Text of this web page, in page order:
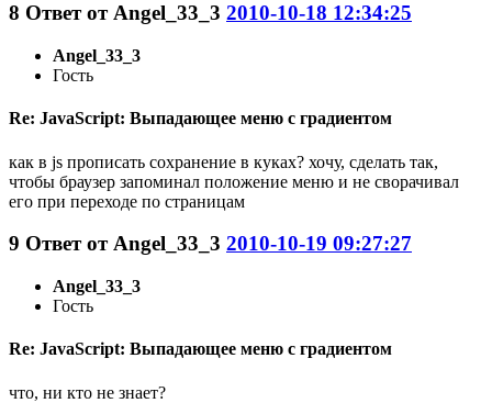
8 Ответ отAngel_33_3 2010-10-18 12:34:25
Angel_33_3
Гость
Re: JavaScript: Выпадающее меню с градиентом
как в js прописать сохранение в куках? хочу, сделать так,
чтобы браузер запоминал положение меню и не сворачивал
его при переходе по страницам
9 Ответ отAngel_33_3 2010-10-19 09:27:27
Angel_33_3
Гость
Re: JavaScript: Выпадающее меню с градиентом
что, ни кто не знает?